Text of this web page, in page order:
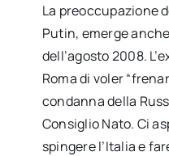
La preoccupazione
Putin, emerge
dell’agosto 2008.
Roma di voler
condanna della
Consiglio Nato. Ci
spingere l’Italia e